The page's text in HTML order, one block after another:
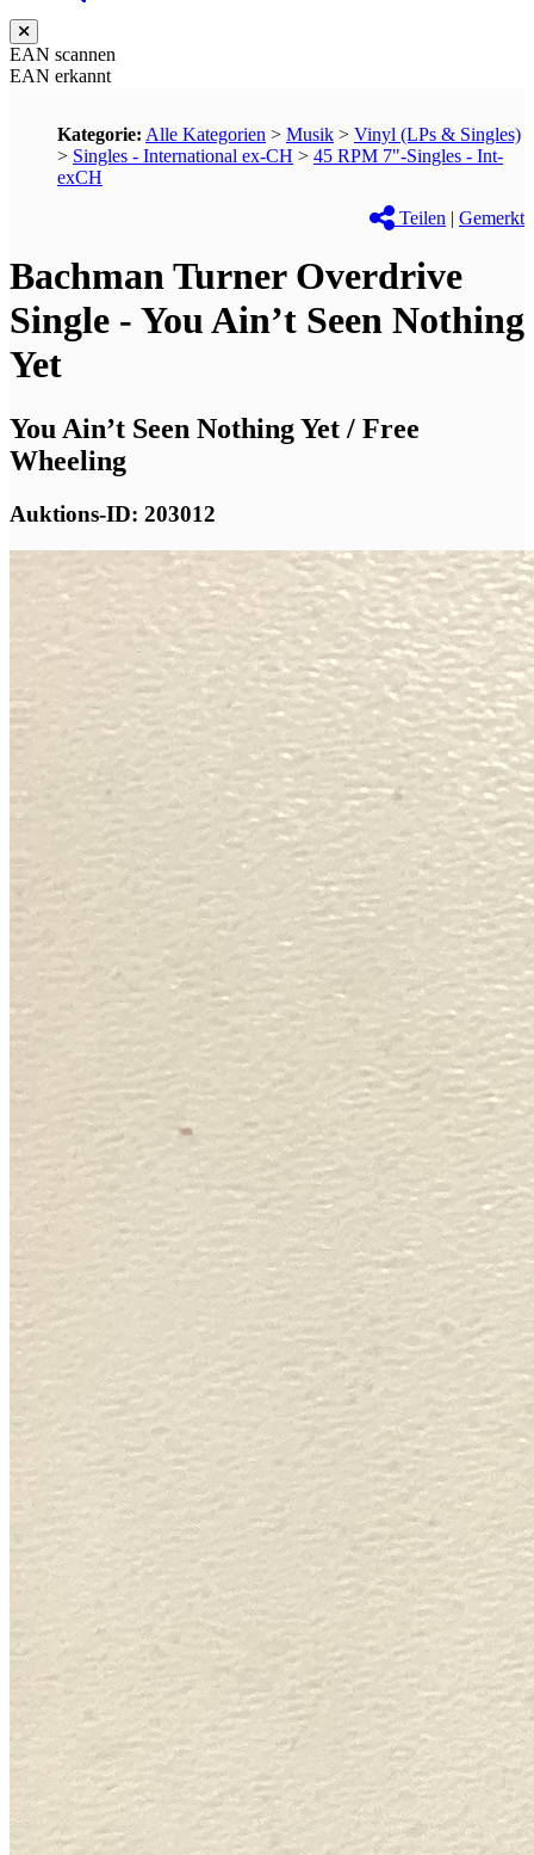
EAN scannen
EAN erkannt
Kategorie: Alle Kategorien > Musik > Vinyl (LPs & Singles)
> Singles - International ex-CH > 45 RPM 7"-Singles - Int-
exCH
Teilen | Gemerkt
Bachman Turner Overdrive
Single - You Ain’t Seen Nothing
Yet
You Ain’t Seen Nothing Yet / Free
Wheeling
Auktions-ID: 203012